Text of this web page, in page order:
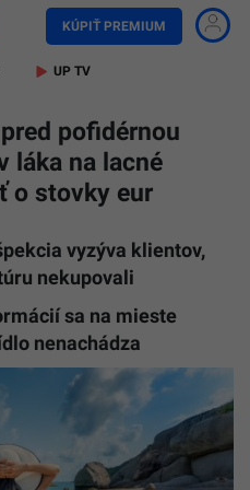
KÚPIŤ PREMIUM
UP TV
pofidérnou
láka na lacné
o stovky eur
vyzýva klientov,
nekupovali
sa na mieste
nenachádza